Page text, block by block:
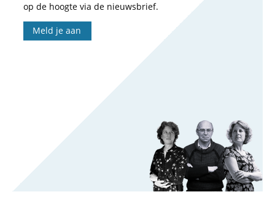
op de hoogte via de nieuwsbrief.
Meld je aan